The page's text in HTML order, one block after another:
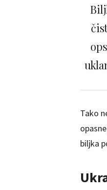
Tako
biljka